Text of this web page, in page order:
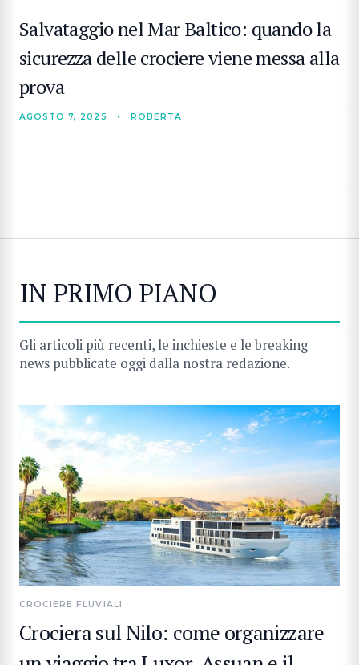
Salvataggio nel Mar Baltico: quando la
sicurezza delle crociere viene messa alla
prova
AGOSTO 7, 2025 • ROBERTA
IN PRIMO PIANO
Gli articoli più recenti, le inchieste e le breaking
news pubblicate oggi dalla nostra redazione.
CROCIERE FLUVIALI
Crociera sul Nilo: come organizzare